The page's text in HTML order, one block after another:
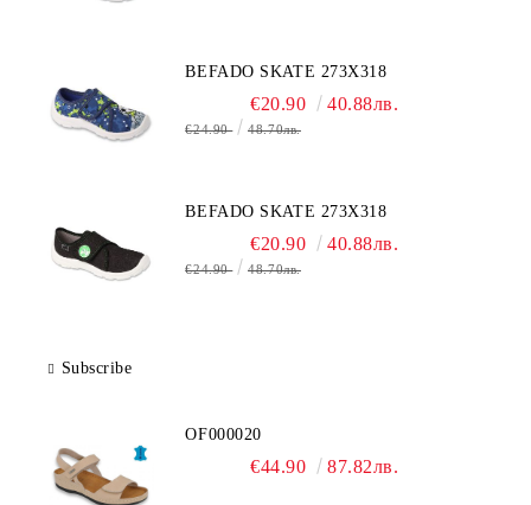
BEFADO SKATE 273X318
€20.90 40.88лв.
€24.90 48.70лв.
BEFADO SKATE 273X318
€20.90 40.88лв.
€24.90 48.70лв.
Subscribe
OF000020
€44.90 87.82лв.